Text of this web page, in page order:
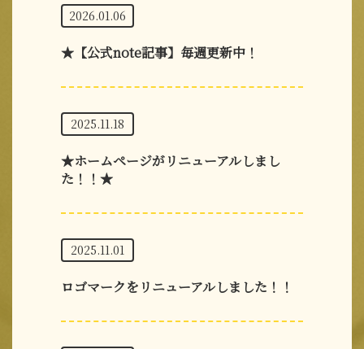
2026.01.06
★【公式note記事】毎週更新中！
2025.11.18
★ホームページがリニューアルしまし
た！！★
2025.11.01
ロゴマークをリニューアルしました！！